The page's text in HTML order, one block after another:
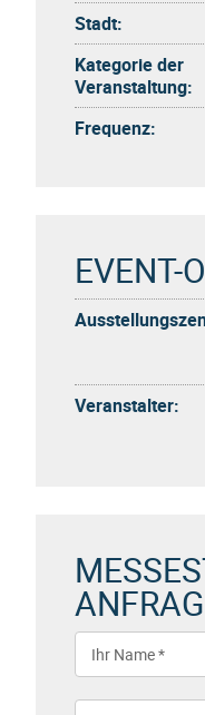
Stadt:
Kategorie der
Veranstaltung:
Frequenz:
EVENT-
Veranstalter: